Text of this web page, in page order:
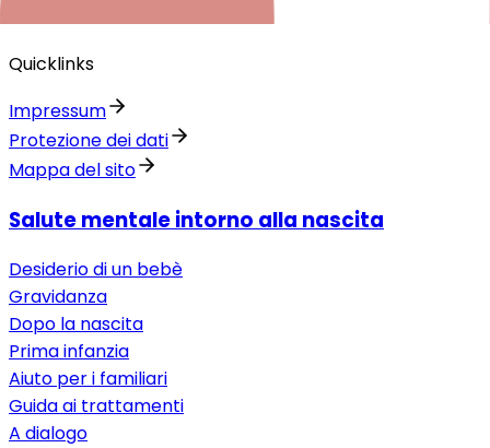
Quicklinks
Impressum
Protezione dei dati
Mappa del sito
Salute mentale intorno alla nascita
Desiderio di un bebè
Gravidanza
Dopo la nascita
Prima infanzia
Aiuto per i familiari
Guida ai trattamenti
A dialogo